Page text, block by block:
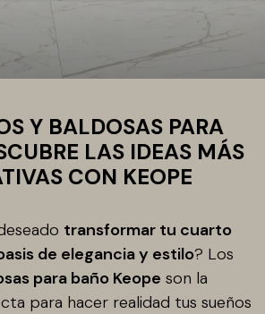
Y BALDOSAS PARA
LAS IDEAS MÁS
CON KEOPE
transformar tu cuarto
de elegancia y estilo? Los
para baño Keope son la
para hacer realidad tus sueños